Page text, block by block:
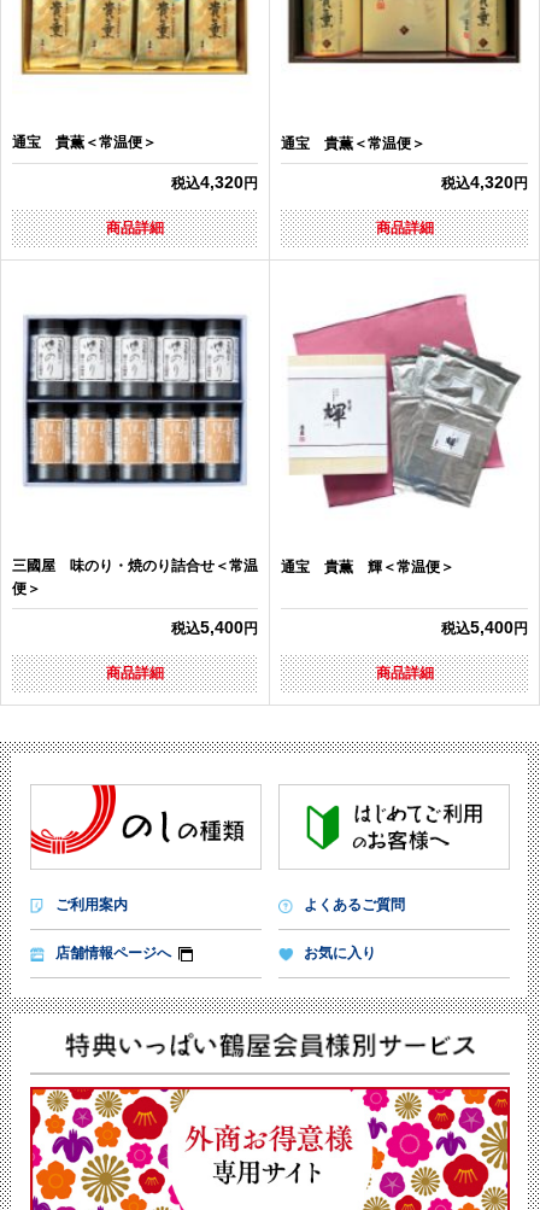
通宝 貴薫＜常温便＞
税込4,320円
商品詳細
通宝 貴薫＜常温便＞
税込4,320円
商品詳細
三國屋 味のり・焼のり詰合せ＜常温
便＞
税込5,400円
商品詳細
通宝 貴薫 輝＜常温便＞
税込5,400円
商品詳細
ご利用案内 よくあるご質問
店舗情報ページへ お気に入り